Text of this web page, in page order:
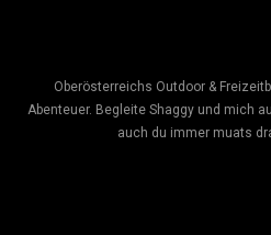
Oberösterreichs Outdoor &
Abenteuer. Begleite Shaggy und mich
auch du immer muats